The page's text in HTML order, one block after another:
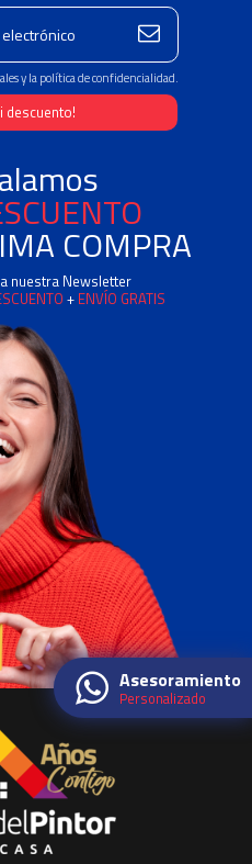
y la política de confidencialidad.
COMPRA
nuestra Newsletter
+ ENVÍO GRATIS
Asesoramiento
Personalizado